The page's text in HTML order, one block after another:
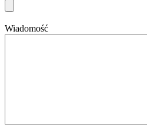
Wiadomość